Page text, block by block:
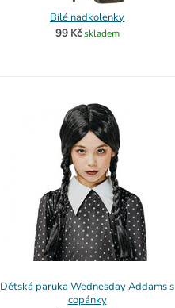
Bílé nadkolenky
99 Kč skladem
Dětská paruka Wednesday Addams s
copánky